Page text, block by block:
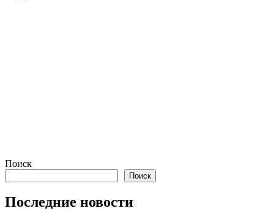
Поиск
Поиск
Последние новости